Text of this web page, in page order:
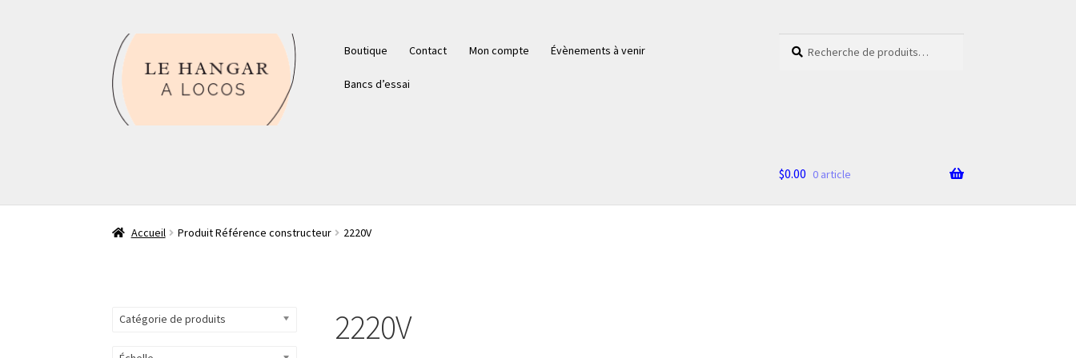
Aller
à
la
navigation
Aller
au
contenu
Boutique Contact Mon compte Évènements à venir
Bancs d’essai
pour :
$0.00 0 article
Accueil Produit Référence constructeur 2220V
2220V
Catégorie de produits